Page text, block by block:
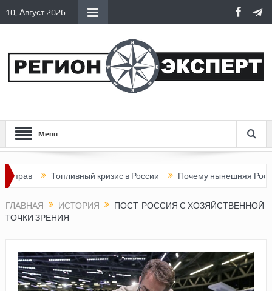
10, Август 2026
Menu
Топливный кризис в России Почему нынешняя Россия
ГЛАВНАЯ ИСТОРИЯ
ПОСТ-РОССИЯ С ХОЗЯЙСТВЕННОЙ
ТОЧКИ ЗРЕНИЯ